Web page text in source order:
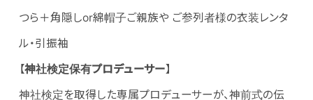
つら＋角隠しor綿帽子ご親族や ご参列者様の衣装レンタ
ル・引振袖
【神社検定保有プロデューサー】
神社検定を取得した専属プロデューサーが、神前式の伝